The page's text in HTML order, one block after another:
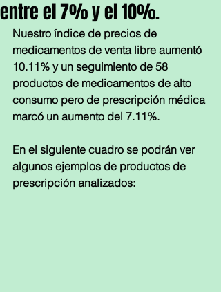
entre el 7% y el 10%.
Nuestro índice de precios de
medicamentos de venta libre aumentó
10.11% y un seguimiento de 58
productos de medicamentos de alto
consumo pero de prescripción médica
marcó un aumento del 7.11%.
En el siguiente cuadro se podrán ver
algunos ejemplos de productos de
prescripción analizados: